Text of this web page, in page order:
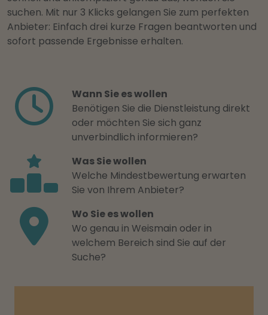
suchen. Mit nur 3 Klicks gelangen Sie zum perfekten
Anbieter: Einfach drei kurze Fragen beantworten und
sofort passende Ergebnisse erhalten.
Wann Sie es wollen
Benötigen Sie die Dienstleistung direkt
oder möchten Sie sich ganz
unverbindlich informieren?
Was Sie wollen
Welche Mindestbewertung erwarten
Sie von Ihrem Anbieter?
Wo Sie es wollen
Wo genau in Weismain oder in
welchem Bereich sind Sie auf der
Suche?